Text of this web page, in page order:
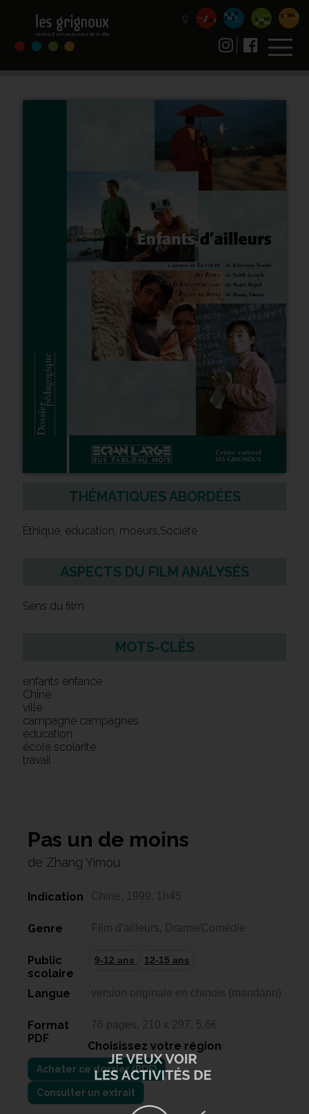
THÉMATIQUES ABORDÉES
Éthique, éducation, moeurs,Société
ASPECTS DU FILM ANALYSÉS
Sens du film
MOTS-CLÉS
enfants enfance
Chine
ville
campagne campagnes
éducation
école scolarité
travail
Pas un de moins
de Zhang Yimou
Indication Chine, 1999, 1h45
Genre Film d'ailleurs, Drame/Comédie
Public
scolaire
9-12 ans 12-15 ans
Langue version originale en chinois (mandarin)
Format
PDF
76 pages, 210 x 297, 5,6€
Consulter un extrait
Choisissez votre région